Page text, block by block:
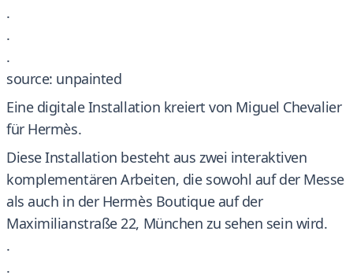
.
.
.
source: unpainted
Eine digitale Installation kreiert von Miguel Chevalier
für Hermès.
Diese Installation besteht aus zwei interaktiven
komplementären Arbeiten, die sowohl auf der Messe
als auch in der Hermès Boutique auf der
Maximilianstraße 22, München zu sehen sein wird.
.
.